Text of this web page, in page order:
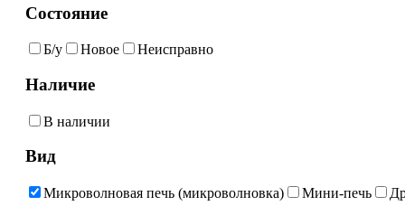
Состояние
Б/у Новое Неисправно
Наличие
В наличии
Вид
Микроволновая печь (микроволновка) Мини-печь